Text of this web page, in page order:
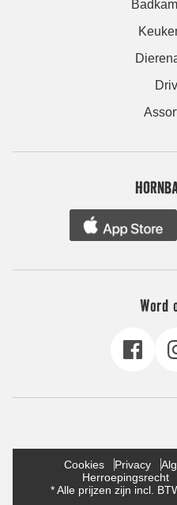
Word
Cookies Privacy
Herroepingsrecht
* Alle prijzen zijn incl.